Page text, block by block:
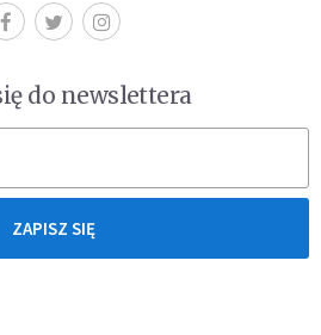
do newslettera
ZAPISZ SIĘ